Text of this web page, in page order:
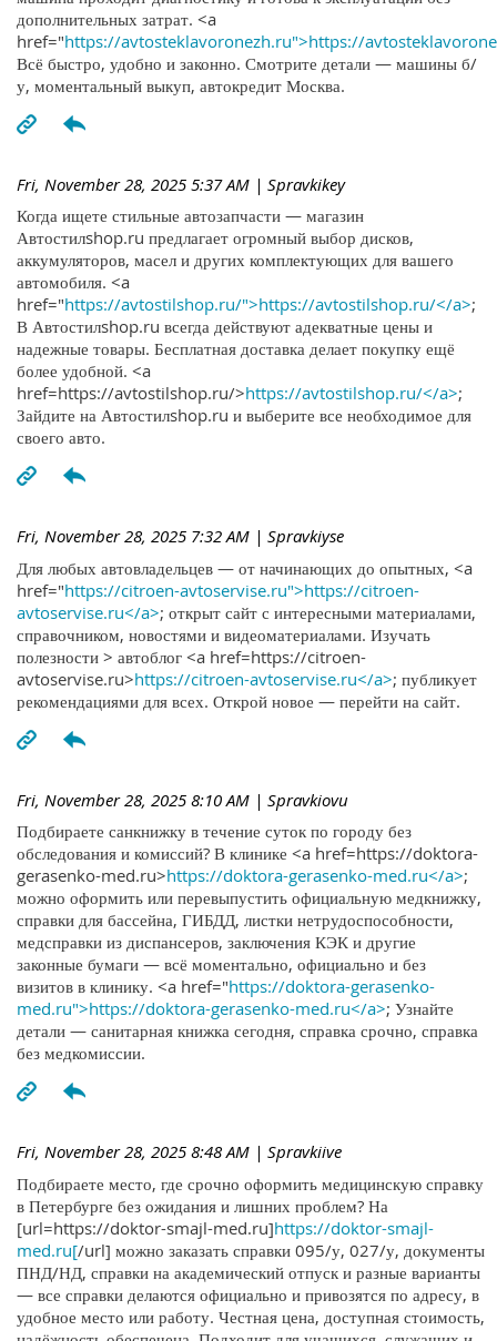
дополнительных затрат. <a
href="https://avtosteklavoronezh.ru">https://
Всё быстро, удобно и законно. Смотрите детали — машины б/
у, моментальный выкуп, автокредит Москва.
Fri, November 28, 2025 5:37 AM | Spravkikey
Когда ищете стильные автозапчасти — магазин
Автостилshop.ru предлагает огромный выбор дисков,
аккумуляторов, масел и других комплектующих для вашего
автомобиля. <a
href="https://avtostilshop.ru/">https://avtostilshop.ru/</a>;
В Автостилshop.ru всегда действуют адекватные цены и
надежные товары. Бесплатная доставка делает покупку ещё
более удобной. <a
href=https://avtostilshop.ru/>https://avtostilshop.ru/</a>;
Зайдите на Автостилshop.ru и выберите все необходимое для
своего авто.
Fri, November 28, 2025 7:32 AM | Spravkiyse
Для любых автовладельцев — от начинающих до опытных, <a
href="https://citroen-avtoservise.ru">https://citroen-
avtoservise.ru</a>; открыт сайт с интересными материалами,
справочником, новостями и видеоматериалами. Изучать
полезности > автоблог <a href=https://citroen-
avtoservise.ru>https://citroen-avtoservise.ru</a>; публикует
рекомендациями для всех. Открой новое — перейти на сайт.
Fri, November 28, 2025 8:10 AM | Spravkiovu
Подбираете санкнижку в течение суток по городу без
обследования и комиссий? В клинике <a href=https://doktora-
gerasenko-med.ru>https://doktora-gerasenko-med.ru</a>;
можно оформить или перевыпустить официальную медкнижку,
справки для бассейна, ГИБДД, листки нетрудоспособности,
медсправки из диспансеров, заключения КЭК и другие
законные бумаги — всё моментально, официально и без
визитов в клинику. <a href="https://doktora-gerasenko-
med.ru">https://doktora-gerasenko-med.ru</a>; Узнайте
детали — санитарная книжка сегодня, справка срочно, справка
без медкомиссии.
Fri, November 28, 2025 8:48 AM | Spravkiive
Подбираете место, где срочно оформить медицинскую справку
в Петербурге без ожидания и лишних проблем? На
[url=https://doktor-smajl-med.ru]https://doktor-smajl-
med.ru[/url] можно заказать справки 095/у, 027/у, документы
ПНД/НД, справки на академический отпуск и разные варианты
— все справки делаются официально и привозятся по адресу, в
удобное место или работу. Честная цена, доступная стоимость,